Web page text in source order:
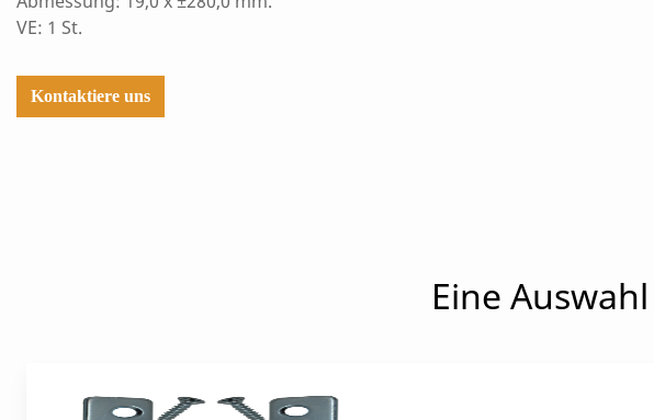
VE: 1 St.
Kontaktiere uns
Eine